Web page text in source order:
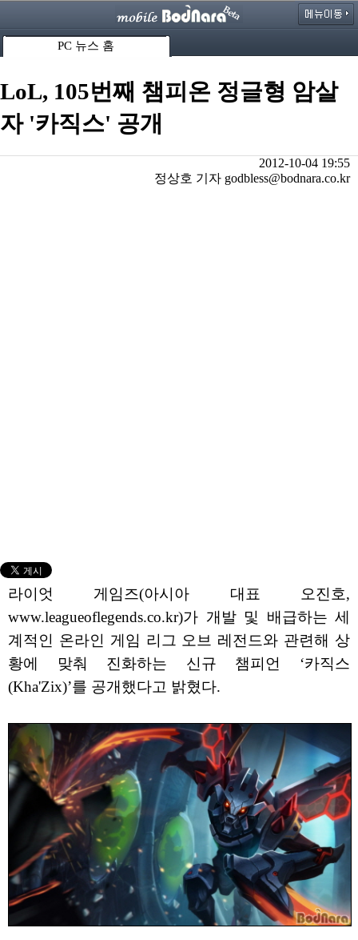
PC 뉴스 홈
LoL, 105번째 챔피온 정글형 암살
자 '카직스' 공개
2012-10-04 19:55
정상호 기자 godbless@bodnara.co.kr
라이엇 게임즈(아시아 대표 오진호,
www.leagueoflegends.co.kr)가 개발 및 배급하는 세
계적인 온라인 게임 리그 오브 레전드와 관련해 상
황에 맞춰 진화하는 신규 챔피언 ‘카직스
(Kha'Zix)’를 공개했다고 밝혔다.